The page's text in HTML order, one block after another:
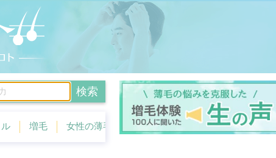
検索
増毛 女性の薄毛 カラーパーマ